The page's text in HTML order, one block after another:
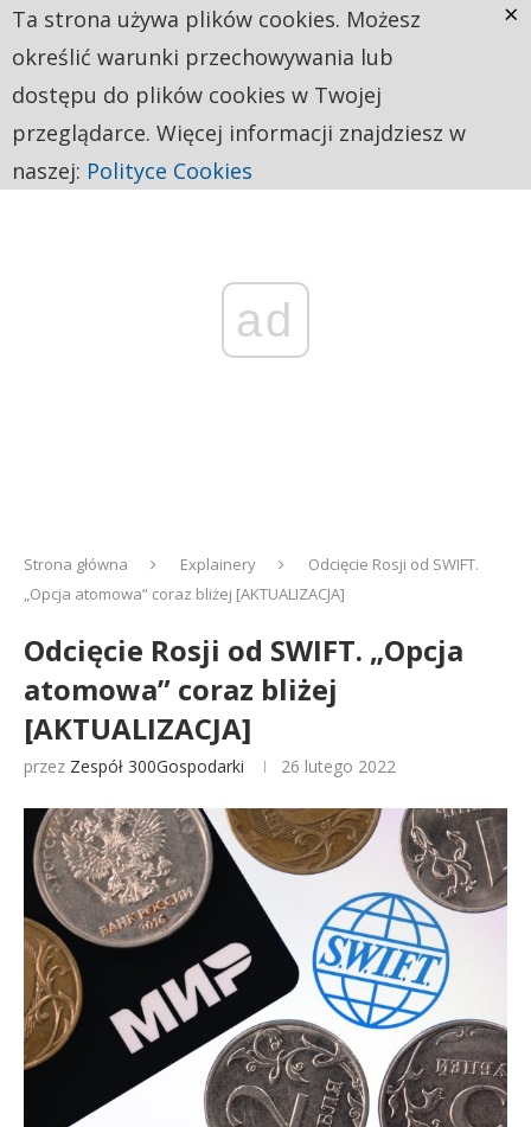
ad
Strona główna Explainery
Odcięcie Rosji od SWIFT.
„Opcja atomowa” coraz bliżej [AKTUALIZACJA]
Odcięcie Rosji od SWIFT. „Opcja
atomowa” coraz bliżej
[AKTUALIZACJA]
przez Zespół 300Gospodarki 26 lutego 2022
Ta strona używa plików cookies. Możesz
określić warunki przechowywania lub
dostępu do plików cookies w Twojej
przeglądarce. Więcej informacji znajdziesz w
naszej: Polityce Cookies
×